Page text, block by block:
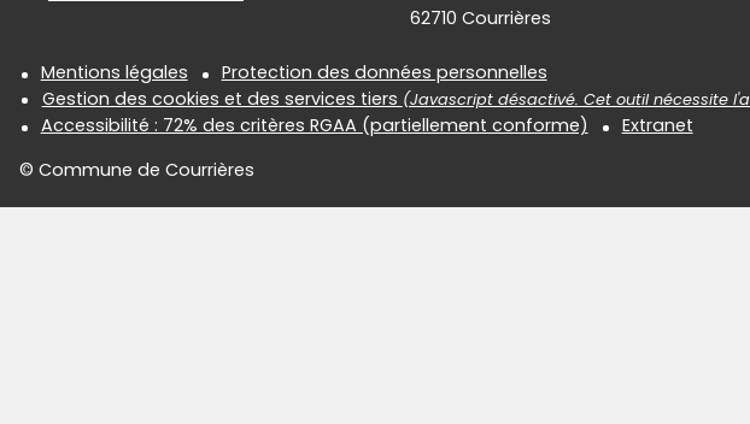
62710 Courrières
Informations réglementaires
Mentions légales
Protection des données personnelles
Gestion des cookies et des services tiers (Javascript désactivé. Cet outil nécessite
Accessibilité : 72% des critères RGAA (partiellement conforme)
Extranet
© Commune de Courrières